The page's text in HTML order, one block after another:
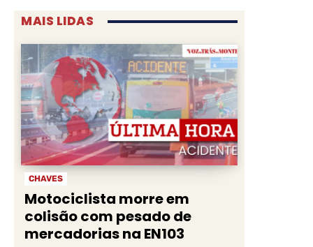
MAIS LIDAS
CHAVES
Motociclista morre em
colisão com pesado de
mercadorias na EN103